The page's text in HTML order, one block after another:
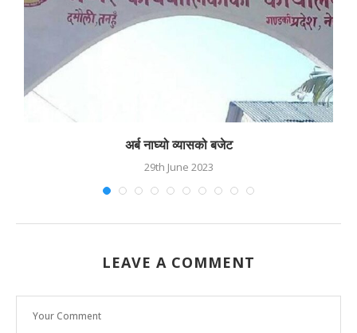
अर्ब नाघ्यो व्यासको बजेट
29th June 2023
LEAVE A COMMENT